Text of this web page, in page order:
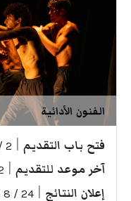
الفنون الأدائية
فتح باب التقديم 2 / 2 / 2026
آخر موعد للتقديم
إعلان النتائج 24 / 8 / 2026